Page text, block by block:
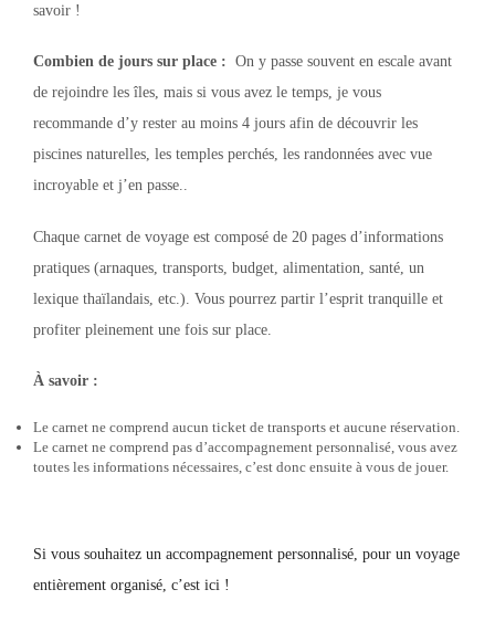
savoir !
Combien de jours sur place : On y passe souvent en escale avant
de rejoindre les îles, mais si vous avez le temps, je vous
recommande d’y rester au moins 4 jours afin de découvrir les
piscines naturelles, les temples perchés, les randonnées avec vue
incroyable et j’en passe..
Chaque carnet de voyage est composé de 20 pages d’informations
pratiques (arnaques, transports, budget, alimentation, santé, un
lexique thaïlandais, etc.). Vous pourrez partir l’esprit tranquille et
profiter pleinement une fois sur place.
À savoir :
Le carnet ne comprend aucun ticket de transports et aucune réservation.
Le carnet ne comprend pas d’accompagnement personnalisé, vous avez
toutes les informations nécessaires, c’est donc ensuite à vous de jouer.
Si vous souhaitez un accompagnement personnalisé, pour un voyage
entièrement organisé, c’est ici !